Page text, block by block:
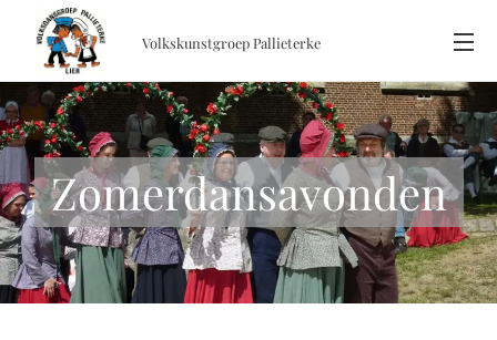
VolkskunstgroepPallieterke
Zomerdansavonden